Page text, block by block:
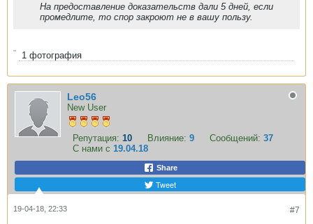
На предоставление доказательств дали 5 дней, если
промедлите, то спор закроют не в вашу пользу.
1 фотография
Leo56
New User
Репутация: 10 Влияние: 9 Сообщений: 37
С нами с 19.04.18
Share
Tweet
#7
19-04-18, 22:33